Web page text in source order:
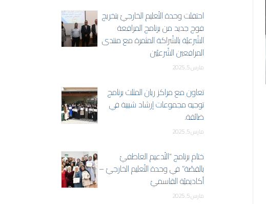
احتفلت وحدة التّعليم الخارجيّ بتخريج
فوج جديد من برنامج المرافعة
الشّرعيّة بالشّراكة المثمرة مع منتدى
المرافعين الشّرعيّين
مارس 5, 2025
تعاون مع مراكز ريان المثلث برنامج
توجيه مجموعات إرشاد شبيبة في
ضائقة.
مارس 5, 2025
ختام برنامج “التّدعيم العاطفيّ
بالقصّة” في وحدة التّعليم الخارجيّ –
أكاديميّة القاسميّ
مارس 5, 2025